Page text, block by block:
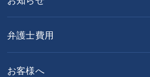
弁護士費用
お客様へ